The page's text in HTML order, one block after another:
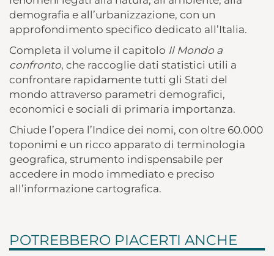
demografia e all’urbanizzazione, con un
approfondimento specifico dedicato all’Italia.
Completa il volume il capitolo Il Mondo a
confronto, che raccoglie dati statistici utili a
confrontare rapidamente tutti gli Stati del
mondo attraverso parametri demografici,
economici e sociali di primaria importanza.
Chiude l’opera l’Indice dei nomi, con oltre 60.000
toponimi e un ricco apparato di terminologia
geografica, strumento indispensabile per
accedere in modo immediato e preciso
all’informazione cartografica.
POTREBBERO PIACERTI ANCHE